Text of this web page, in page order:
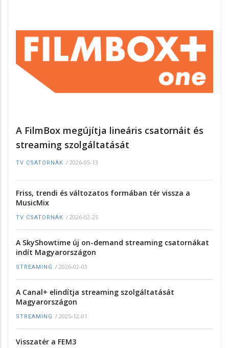
A FilmBox megújítja lineáris csatornáit és
streaming szolgáltatását
TV CSATORNÁK / 2026-05-13
Friss, trendi és változatos formában tér vissza a
MusicMix
TV CSATORNÁK / 2026-02-25
A SkyShowtime új on-demand streaming csatornákat
indít Magyarországon
STREAMING / 2026-02-03
A Canal+ elindítja streaming szolgáltatását
Magyarországon
STREAMING / 2025-12-01
Visszatér a FEM3